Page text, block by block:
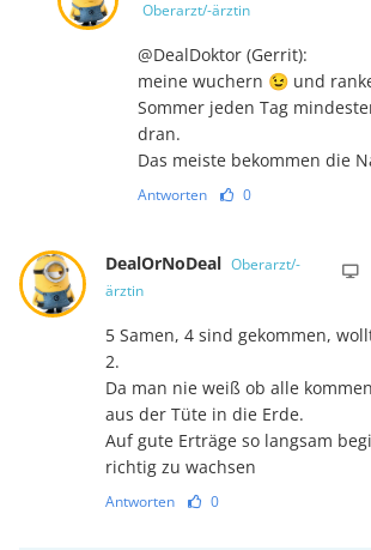
Oberarzt/-ärztin
@DealDoktor (Gerrit):
meine wuchern 😉 und
Sommer jeden Tag
dran.
Das meiste bekommen die
Antworten 0
DealOrNoDeal Oberarzt/-
ärztin
5 Samen, 4 sind gekommen,
2.
Da man nie weiß ob alle
aus der Tüte in die Erde.
Auf gute Erträge so langsam
richtig zu wachsen
Antworten 0